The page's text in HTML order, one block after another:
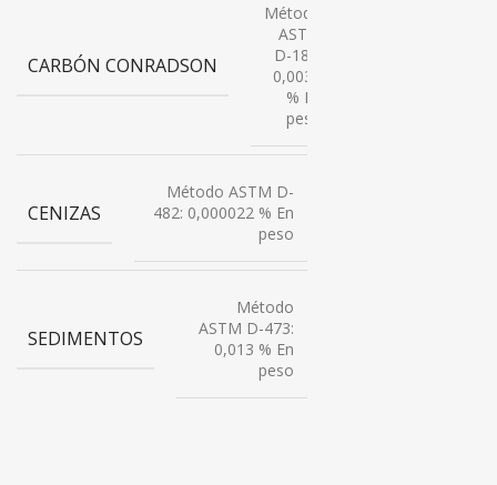
CARBÓN CONRADSON
Método
ASTM
D-189:
0,0031
% En
peso
CENIZAS
Método ASTM D-
482: 0,000022 % En
peso
SEDIMENTOS
Método
ASTM D-473:
0,013 % En
peso